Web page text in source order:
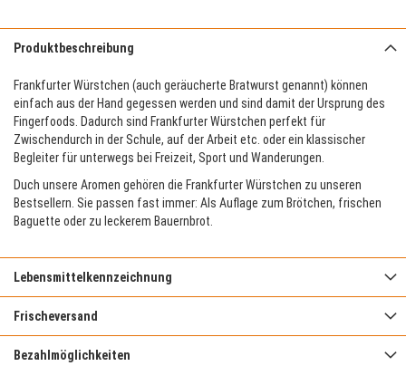
Produktbeschreibung
Frankfurter Würstchen (auch geräucherte Bratwurst genannt) können
einfach aus der Hand gegessen werden und sind damit der Ursprung des
Fingerfoods. Dadurch sind Frankfurter Würstchen perfekt für
Zwischendurch in der Schule, auf der Arbeit etc. oder ein klassischer
Begleiter für unterwegs bei Freizeit, Sport und Wanderungen.
Duch unsere Aromen gehören die Frankfurter Würstchen zu unseren
Bestsellern. Sie passen fast immer: Als Auflage zum Brötchen, frischen
Baguette oder zu leckerem Bauernbrot.
Lebensmittelkennzeichnung
Frischeversand
Bezahlmöglichkeiten